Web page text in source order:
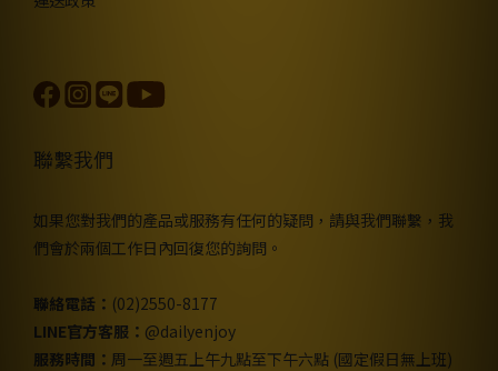
聯繫我們
如果您對我們的產品或服務有任何的疑問，請與我們聯繫，我
們會於兩個工作日內回復您的詢問。
聯絡電話： (02)2550-8177
LINE官方客服： @dailyenjoy
服務時間： 周一至週五上午九點至下午六點 (國定假日無上班)